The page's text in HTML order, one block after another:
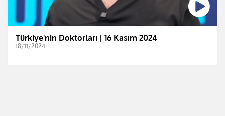
Türkiye'nin Doktorları | 16 Kasım 2024
18/11/2024